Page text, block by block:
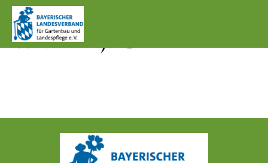
IMG_1306_STARE
WIPFEL1.JPG